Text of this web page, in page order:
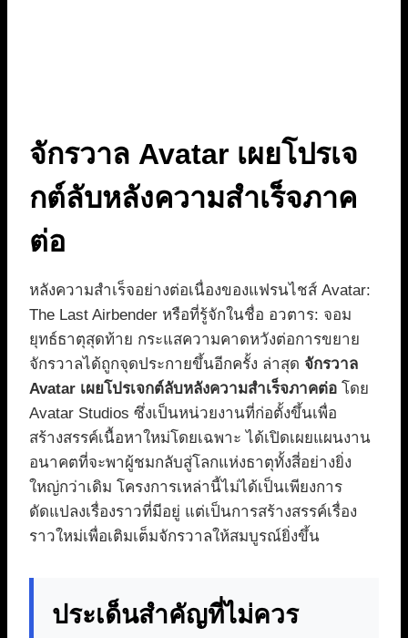
จักรวาล Avatar เผยโปรเจ
กต์ลับหลังความสำเร็จภาค
ต่อ
หลังความสำเร็จอย่างต่อเนื่องของแฟรนไชส์ Avatar:
The Last Airbender หรือที่รู้จักในชื่อ อวตาร: จอม
ยุทธ์ธาตุสุดท้าย กระแสความคาดหวังต่อการขยาย
จักรวาลได้ถูกจุดประกายขึ้นอีกครั้ง ล่าสุด จักรวาล
Avatar เผยโปรเจกต์ลับหลังความสำเร็จภาคต่อ โดย
Avatar Studios ซึ่งเป็นหน่วยงานที่ก่อตั้งขึ้นเพื่อ
สร้างสรรค์เนื้อหาใหม่โดยเฉพาะ ได้เปิดเผยแผนงาน
อนาคตที่จะพาผู้ชมกลับสู่โลกแห่งธาตุทั้งสี่อย่างยิ่ง
ใหญ่กว่าเดิม โครงการเหล่านี้ไม่ได้เป็นเพียงการ
ดัดแปลงเรื่องราวที่มีอยู่ แต่เป็นการสร้างสรรค์เรื่อง
ราวใหม่เพื่อเติมเต็มจักรวาลให้สมบูรณ์ยิ่งขึ้น
ประเด็นสำคัญที่ไม่ควร